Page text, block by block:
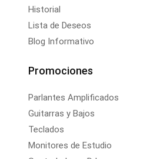
Historial
Lista de Deseos
Blog Informativo
Promociones
Parlantes Amplificados
Guitarras y Bajos
Teclados
Monitores de Estudio